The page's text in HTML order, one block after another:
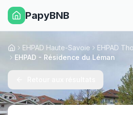
PapyBNB
AccueilEHPAD Haute-Savoie
EHPAD
EHPAD - Résidence du Léman